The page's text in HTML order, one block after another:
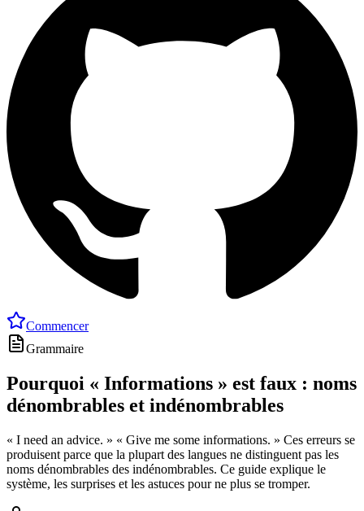
Commencer
Grammaire
Pourquoi « Informations » est faux : noms
dénombrables et indénombrables
« I need an advice. » « Give me some informations. » Ces erreurs se
produisent parce que la plupart des langues ne distinguent pas les
noms dénombrables des indénombrables. Ce guide explique le
système, les surprises et les astuces pour ne plus se tromper.